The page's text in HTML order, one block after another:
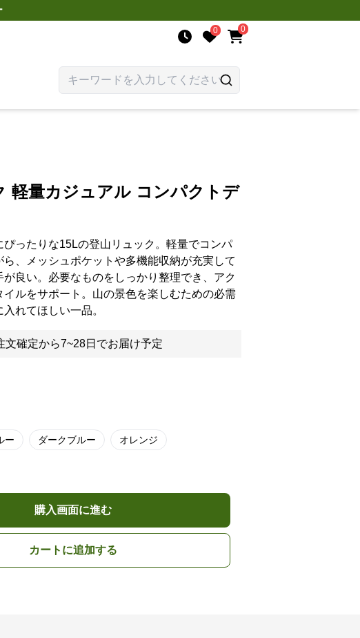
0 0
軽量カジュアル コンパクトデ
ぴったりな15Lの登山リュック。軽量でコンパ
ら、メッシュポケットや多機能収納が充実して
が良い。必要なものをしっかり整理でき、アク
イルをサポート。山の景色を楽しむための必需
れてほしい一品。
文確定から7~28日でお届け予定
ー ダークブルー オレンジ
購入画面に進む
カートに追加する